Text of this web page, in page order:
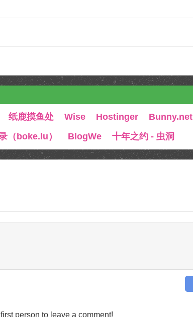
纸鹿摸鱼处 Wise Hostinger Bunny.net
（boke.lu） BlogWe 十年之约 - 虫洞
person to leave a comment!